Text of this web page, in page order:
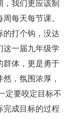
我们更应该制
每天每节课。
的打个钩，没达
这一届九年级学
群体，更是勇于
，氛围浓厚，
定要咬定目标不
完成目标的过程